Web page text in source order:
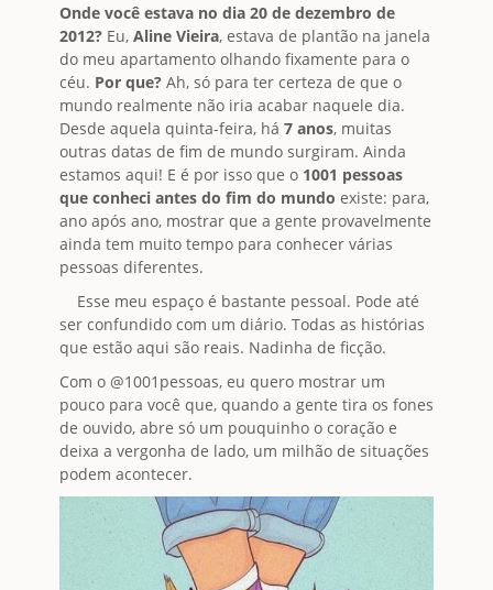
Onde você estava no dia 20 de dezembro de
2012? Eu, Aline Vieira, estava de plantão na janela
do meu apartamento olhando fixamente para o
céu. Por que? Ah, só para ter certeza de que o
mundo realmente não iria acabar naquele dia.
Desde aquela quinta-feira, há 7 anos, muitas
outras datas de fim de mundo surgiram. Ainda
estamos aqui! E é por isso que o 1001 pessoas
que conheci antes do fim do mundo existe: para,
ano após ano, mostrar que a gente provavelmente
ainda tem muito tempo para conhecer várias
pessoas diferentes.
Esse meu espaço é bastante pessoal. Pode até
ser confundido com um diário. Todas as histórias
que estão aqui são reais. Nadinha de ficção.
Com o @1001pessoas, eu quero mostrar um
pouco para você que, quando a gente tira os fones
de ouvido, abre só um pouquinho o coração e
deixa a vergonha de lado, um milhão de situações
podem acontecer.